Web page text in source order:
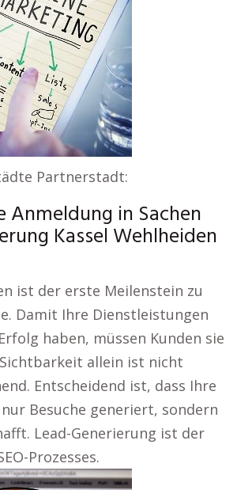
Partnerstadt:
Anmeldung in Sachen
Kassel Wehlheiden
ist der erste Meilenstein zu
Damit Ihre Dienstleistungen
haben, müssen Kunden sie
allein ist nicht
Entscheidend ist, dass Ihre
Besuche generiert, sondern
Lead-Generierung ist der
Prozesses.